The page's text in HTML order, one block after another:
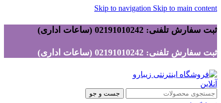
Skip to navigation Skip to main content
ثبت سفارش تلفنی: 02191010242 (ساعات اداری)
ثبت سفارش تلفنی: 02191010242 (ساعات اداری)
جست و جو